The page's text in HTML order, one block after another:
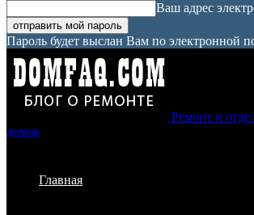
Ваш адрес
Пароль будет выслан Вам по электронной
Ремонт и
домов
Главная